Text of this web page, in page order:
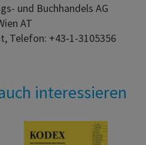
und Buchhandels AG
AT
Telefon: +43-1-3105356
interessieren